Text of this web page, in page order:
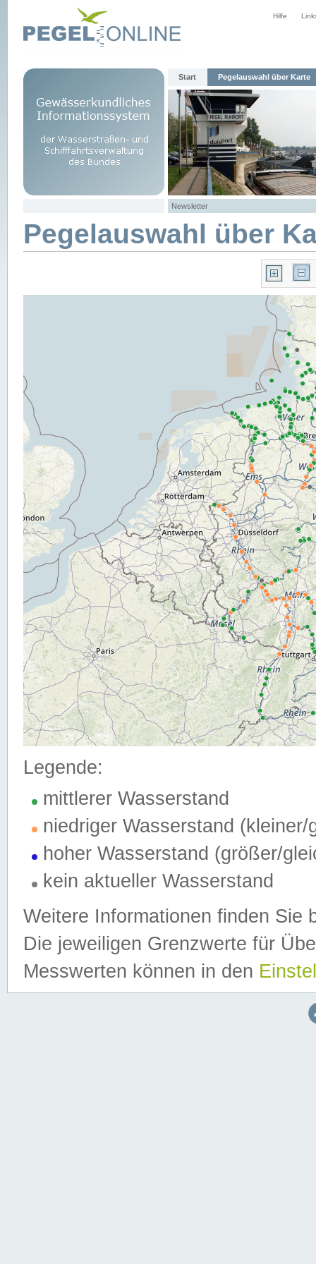
Hilfe
Start Pegelauswahl über Karte
Newsletter
Pegelauswahl über
Legende:
mittlerer Wasserstand
niedriger Wasserstand (kleiner/
hoher Wasserstand (größer/
kein aktueller Wasserstand
Weitere Informationen finden Sie
Die jeweiligen Grenzwerte für
Messwerten können in den